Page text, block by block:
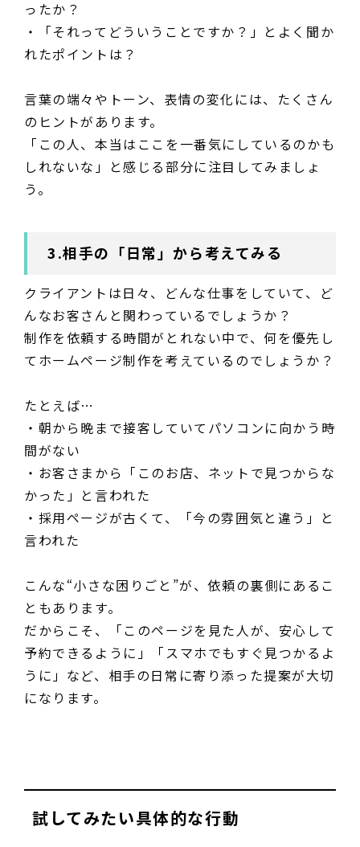
ったか？
・「それってどういうことですか？」とよく聞か
れたポイントは？
言葉の端々やトーン、表情の変化には、たくさん
のヒントがあります。
「この人、本当はここを一番気にしているのかも
しれないな」と感じる部分に注目してみましょ
う。
3.相手の「日常」から考えてみる
クライアントは日々、どんな仕事をしていて、ど
んなお客さんと関わっているでしょうか？
制作を依頼する時間がとれない中で、何を優先し
てホームページ制作を考えているのでしょうか？
たとえば…
・朝から晩まで接客していてパソコンに向かう時
間がない
・お客さまから「このお店、ネットで見つからな
かった」と言われた
・採用ページが古くて、「今の雰囲気と違う」と
言われた
こんな“小さな困りごと”が、依頼の裏側にあるこ
ともあります。
だからこそ、「このページを見た人が、安心して
予約できるように」「スマホでもすぐ見つかるよ
うに」など、相手の日常に寄り添った提案が大切
になります。
試してみたい具体的な行動